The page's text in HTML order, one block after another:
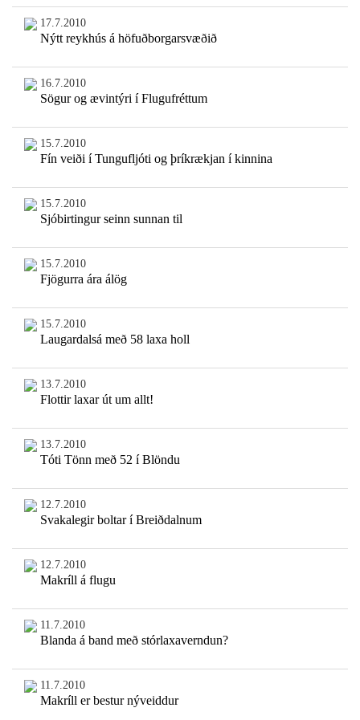
17.7.2010
Nýtt reykhús á höfuðborgarsvæðið
16.7.2010
Sögur og ævintýri í Flugufréttum
15.7.2010
Fín veiði í Tungufljóti og þríkrækjan í kinnina
15.7.2010
Sjóbirtingur seinn sunnan til
15.7.2010
Fjögurra ára álög
15.7.2010
Laugardalsá með 58 laxa holl
13.7.2010
Flottir laxar út um allt!
13.7.2010
Tóti Tönn með 52 í Blöndu
12.7.2010
Svakalegir boltar í Breiðdalnum
12.7.2010
Makríll á flugu
11.7.2010
Blanda á band með stórlaxaverndun?
11.7.2010
Makríll er bestur nýveiddur